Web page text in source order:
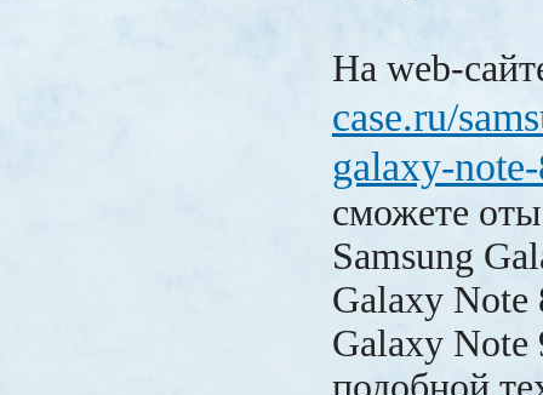
На web-
case.ru/
galaxy-
сможете
Samsung
Galaxy Note
Galaxy Note